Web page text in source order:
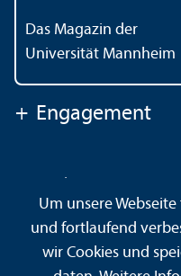
Das Magazin der
Universität Mannheim
+ Engagement
Gebärdensprache
Hausordnung
Um unsere
und fortlaufend
wir Cookies und